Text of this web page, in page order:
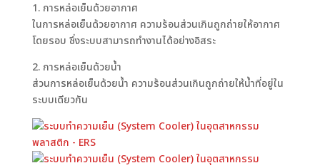
1. การหล่อเย็นด้วยอากาศ
ในการหล่อเย็นด้วยอากาศ ความร้อนส่วนเกินถูกถ่ายให้อากาศ
โดยรอบ ซึ่งระบบสามารถทำงานได้อย่างอิสระ
2. การหล่อเย็นด้วยน้ำ
ส่วนการหล่อเย็นด้วยน้ำ ความร้อนส่วนเกินถูกถ่ายให้น้ำที่อยู่ใน
ระบบเดียวกัน